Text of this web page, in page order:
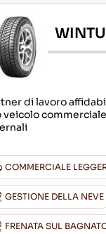
di lavoro
veicolo
COMMERCIALE
GESTIONE DELLA NEVE
FRENATA SUL